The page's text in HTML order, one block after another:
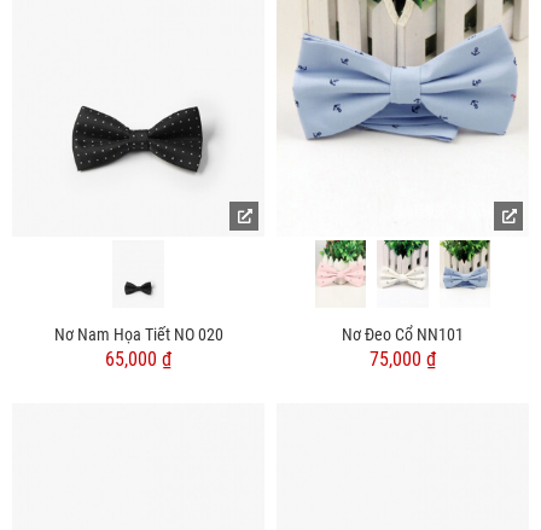
Nơ Nam Họa Tiết NO 020
65,000 ₫
Nơ Đeo Cổ NN101
75,000 ₫